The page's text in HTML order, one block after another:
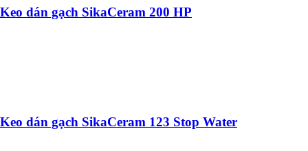
Keo dán gạch SikaCeram 200 HP
Keo dán gạch SikaCeram 123 Stop Water